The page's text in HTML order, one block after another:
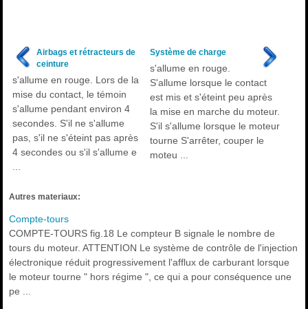
Airbags et rétracteurs de
ceinture
s'allume en rouge. Lors de la
mise du contact, le témoin
s'allume pendant environ 4
secondes. S'il ne s'allume
pas, s'il ne s'éteint pas après
4 secondes ou s'il s'allume e
Système de charge
s'allume en rouge.
S'allume lorsque le contact
est mis et s'éteint peu après
la mise en marche du moteur.
S'il s'allume lorsque le moteur
tourne S'arrêter, couper le
moteu ...
Autres materiaux:
Compte-tours
COMPTE-TOURS fig.18 Le compteur B signale le nombre de
tours du moteur. ATTENTION Le système de contrôle de l'injection
électronique réduit progressivement l'afflux de carburant lorsque
le moteur tourne " hors régime ", ce qui a pour conséquence une
pe ...